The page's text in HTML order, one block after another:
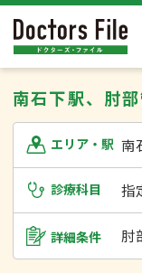
南石下駅、肘
エリア・駅 南
診療科目 指
詳細条件 肘